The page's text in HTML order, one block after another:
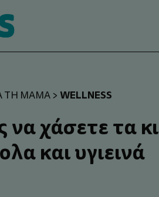
ΤΗ ΜΑΜΆ> WELLNESS
χάσετε τα
και υγιεινά